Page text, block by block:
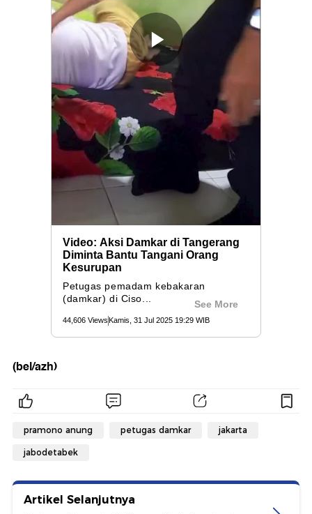
(bel/azh)
pramono anung petugas damkar jakarta
jabodetabek
Artikel Selanjutnya